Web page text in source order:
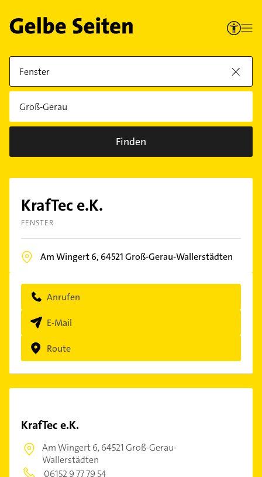
Finden
KrafTec e.K.
FENSTER
Am Wingert 6, 64521Groß-Gerau-Wallerstädten
Anrufen
E-Mail
Route
KrafTec e.K.
Am Wingert 6,64521 Groß-Gerau-
Wallerstädten
06152 9 77 79 54